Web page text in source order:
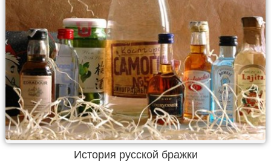
История русской бражки